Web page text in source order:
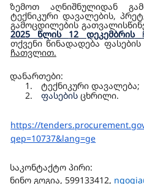
ზემოთ აღნიშნულიდან
ტექნიკური დავალების,
გამოცდილების
2025 წლის 12 დეკემბრის
თქვენი წინადადება
ჩათვლით.
დანართები:
1.
ტექნიკური დავალება;
2.
ფასებისცხრილი.
https://tenders.procurement.
qep=10737&lang=ge
საკონტაქტო პირი:
ნინო გოგია, 599133412,